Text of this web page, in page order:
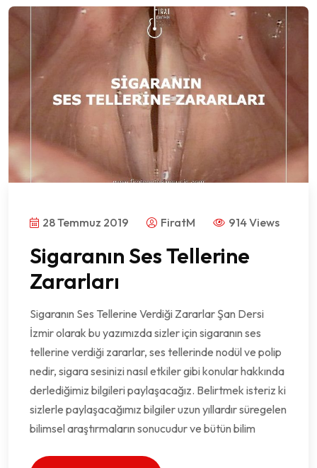
28 Temmuz 2019 FiratM 914 Views
Sigaranın Ses Tellerine
Zararları
Sigaranın Ses Tellerine Verdiği Zararlar Şan Dersi
İzmir olarak bu yazımızda sizler için sigaranın ses
tellerine verdiği zararlar, ses tellerinde nodül ve polip
nedir, sigara sesinizi nasıl etkiler gibi konular hakkında
derlediğimiz bilgileri paylaşacağız. Belirtmek isteriz ki
sizlerle paylaşacağımız bilgiler uzun yıllardır süregelen
bilimsel araştırmaların sonucudur ve bütün bilim